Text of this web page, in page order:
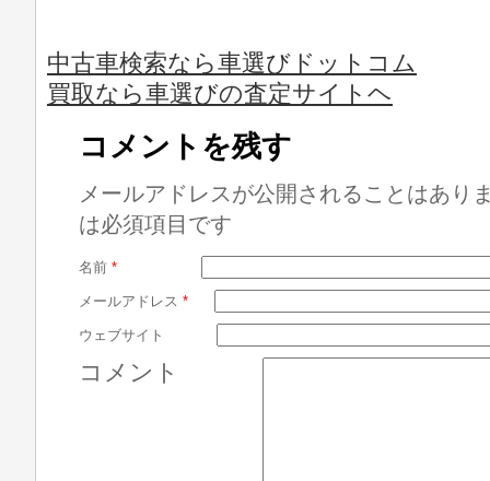
中古車検索なら車選びドットコム
買取なら車選びの査定サイトヘ
コメントを残す
メールアドレスが公開されることはあり
は必須項目です
名前 *
メールアドレス *
ウェブサイト
コメント